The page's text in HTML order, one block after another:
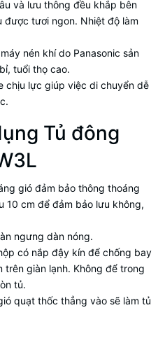
và lưu thông đều khắp bên
tươi ngon. Nhiệt độ làm
nén khí do Panasonic sản
tuổi thọ cao.
chịu lực giúp việc di chuyển dễ
Tủ đông
gió đảm bảo thông thoáng
10 cm để đảm bảo lưu không,
ngưng dàn nóng.
có nắp đậy kín để chống bay
trên giàn lạnh. Không để trong
tủ.
quạt thốc thẳng vào sẽ làm tủ